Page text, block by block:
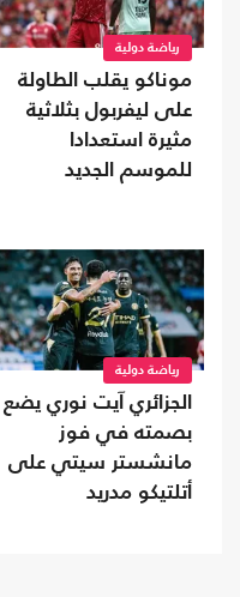
رياضة دولية
موناكو يقلب الطاولة
على ليفربول بثلاثية
مثيرة استعدادا
للموسم الجديد
رياضة دولية
الجزائري آيت نوري يضع
بصمته في فوز
مانشستر سيتي على
أتلتيكو مدريد